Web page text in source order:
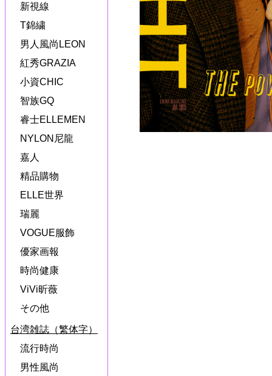
新視線
T錦繍
男人風尚LEON
紅秀GRAZIA
小資CHIC
智族GQ
睿士ELLEMEN
NYLON尼龍
嘉人
精品購物
ELLE世界
瑞麗
VOGUE服飾
優家画報
時尚健康
ViVi昕薇
その他
台湾雑誌（繁体字）
流行時尚
男性風尚